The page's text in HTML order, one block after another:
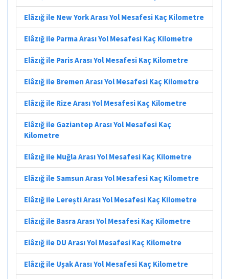
Elâzığ ile New York Arası Yol Mesafesi Kaç Kilometre
Elâzığ ile Parma Arası Yol Mesafesi Kaç Kilometre
Elâzığ ile Paris Arası Yol Mesafesi Kaç Kilometre
Elâzığ ile Bremen Arası Yol Mesafesi Kaç Kilometre
Elâzığ ile Rize Arası Yol Mesafesi Kaç Kilometre
Elâzığ ile Gaziantep Arası Yol Mesafesi Kaç
Kilometre
Elâzığ ile Muğla Arası Yol Mesafesi Kaç Kilometre
Elâzığ ile Samsun Arası Yol Mesafesi Kaç Kilometre
Elâzığ ile Lerești Arası Yol Mesafesi Kaç Kilometre
Elâzığ ile Basra Arası Yol Mesafesi Kaç Kilometre
Elâzığ ile DU Arası Yol Mesafesi Kaç Kilometre
Elâzığ ile Uşak Arası Yol Mesafesi Kaç Kilometre